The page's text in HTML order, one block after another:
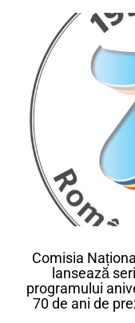
Comisia
lansează
programului
70 de ani de